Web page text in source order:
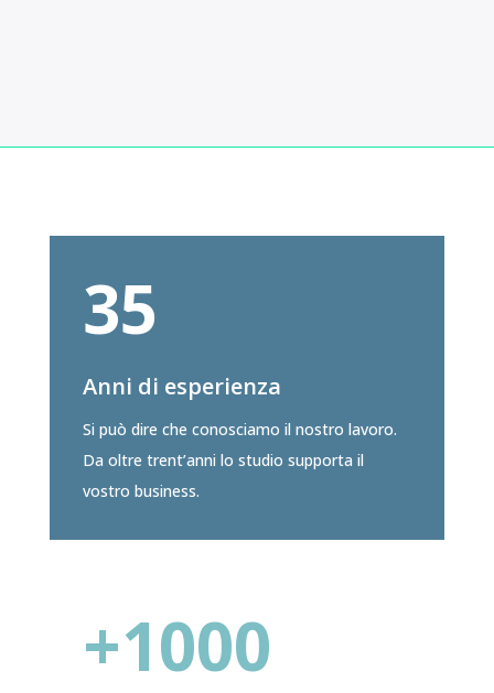
35
Anni di esperienza
Si può dire che conosciamo il nostro lavoro.
Da oltre trent’anni lo studio supporta il
vostro business.
+1000